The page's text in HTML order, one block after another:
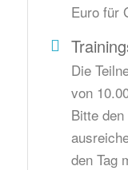
Euro für
Die
von
Bitte
den Tag